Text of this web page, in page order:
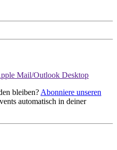
Mail/Outlook Desktop
bleiben? Abonniere unseren
automatisch in deiner